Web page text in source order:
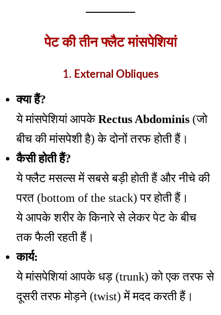
पेट की तीन फ्लैट मांसपेशियां
1. External Obliques
क्या हैं?
ये मांसपेशियां आपकेRectus Abdominis(जो
बीच की मांसपेशी है) के दोनों तरफ होती हैं।
कैसी होती हैं?
ये फ्लैट मसल्स में सबसे बड़ी होती हैं और नीचे की
परत (bottom of the stack) पर होती हैं।
ये आपके शरीर के किनारे से लेकर पेट के बीच
तक फैली रहती हैं।
कार्य:
ये मांसपेशियां आपके धड़ (trunk) को एक तरफ से
दूसरी तरफ मोड़ने (twist) में मदद करती हैं।